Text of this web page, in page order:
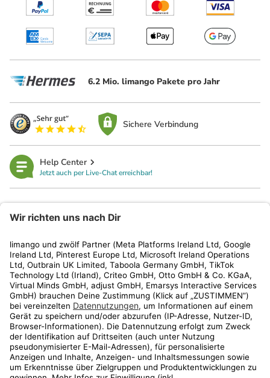
6.2 Mio. limango Pakete pro Jahr
Sichere Verbindung
Help Center
Jetzt auch per Live-Chat erreichbar!
Kundenservice
Shop
Aktionen
Travel